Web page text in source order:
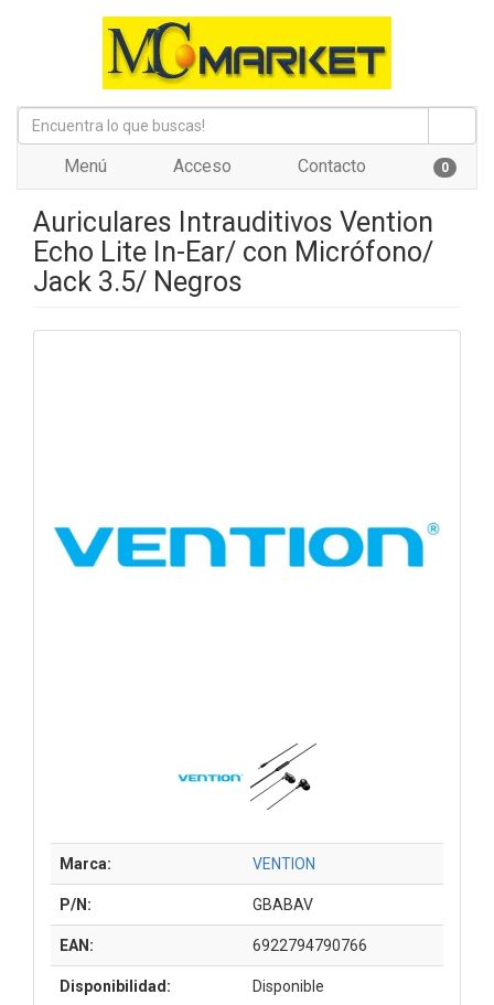
Menú Acceso Contacto 0
Auriculares Intrauditivos Vention
Echo Lite In-Ear/ con Micrófono/
Jack 3.5/ Negros
Marca: VENTION
P/N: GBABAV
EAN: 6922794790766
Disponibilidad: Disponible